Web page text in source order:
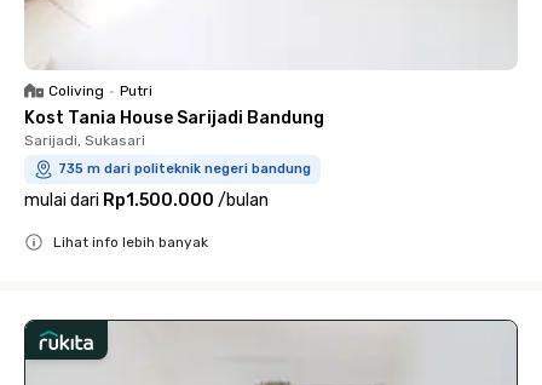
Coliving • Putri
Kost Tania House Sarijadi Bandung
Sarijadi, Sukasari
735 m dari politeknik negeri bandung
mulai dari Rp1.500.000 /bulan
Lihat info lebih banyak